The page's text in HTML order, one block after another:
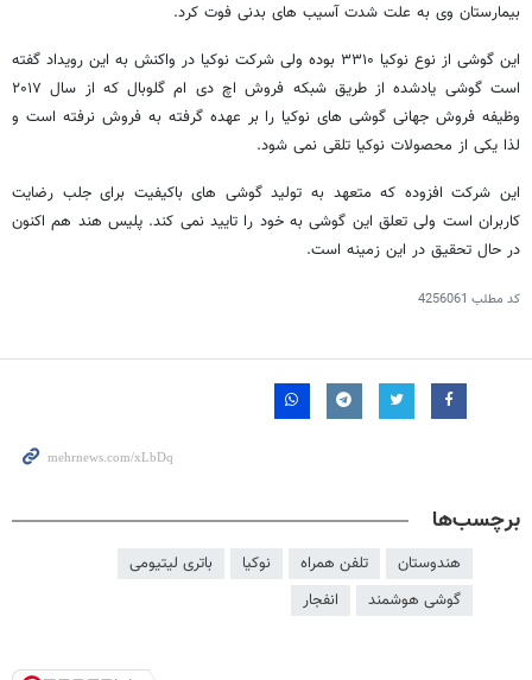
بیمارستان وی به علت شدت آسیب های بدنی فوت کرد.
این گوشی از نوع نوکیا ۳۳۱۰ بوده ولی شرکت نوکیا در واکنش به این رویداد گفته
است گوشی یادشده از طریق شبکه فروش اچ دی ام گلوبال که از سال ۲۰۱۷
وظیفه فروش جهانی گوشی های نوکیا را بر عهده گرفته به فروش نرفته است و
لذا یکی از محصولات نوکیا تلقی نمی شود.
این شرکت افزوده که متعهد به تولید گوشی های باکیفیت برای جلب رضایت
کاربران است ولی تعلق این گوشی به خود را تایید نمی کند. پلیس هند هم اکنون
در حال تحقیق در این زمینه است.
کد مطلب 4256061
برچسب‌ها
هندوستان تلفن همراه نوکیا
باتری لیتیومی
گوشی هوشمند
انفجار